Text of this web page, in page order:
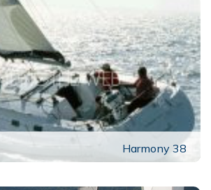
Harmony 38